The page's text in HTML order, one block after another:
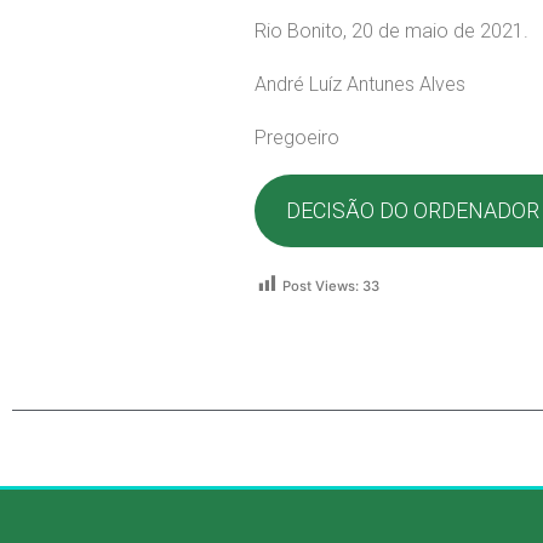
Rio Bonito, 20 de maio de 2021.
André Luíz Antunes Alves
Pregoeiro
DECISÃO DO
Post Views: 33